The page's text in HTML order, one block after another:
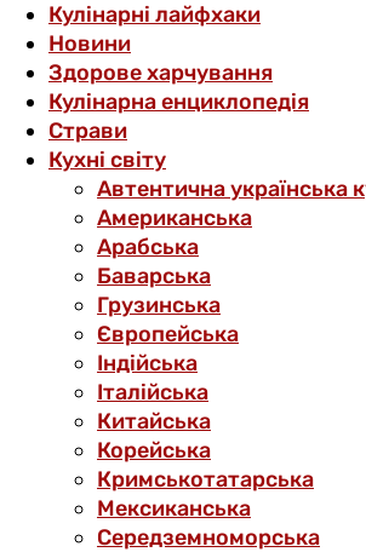
Кулінарні лайфхаки
Новини
Здорове харчування
Кулінарна енциклопедія
Страви
Кухні світу
Автентична українська
Американська
Арабська
Баварська
Грузинська
Європейська
Індійська
Італійська
Китайська
Корейська
Кримськотатарська
Мексиканська
Середземноморська